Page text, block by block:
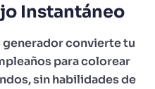
Instantáneo
generador convierte tu
para colorear
sin habilidades de